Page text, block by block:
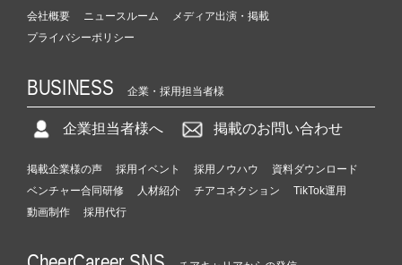
会社概要 ニュースルーム
メディア出演・掲載
プライバシーポリシー
BUSINESS 企業・採用担当者様
企業担当者様へ 掲載のお問い合わせ
掲載企業様の声 採用イベント 採用ノウハウ
資料ダウンロード
ベンチャー合同研修
人材紹介 チアコネクション
TikTok運用
動画制作
採用代行